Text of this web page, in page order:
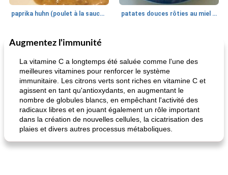
paprika huhn (poulet à la sauce paprika). patates douces rôties au miel / kumara
25min
Petit déjeuner et brunch
quinoa petit déjeuner méditerranéen poitrines de poulet grillées de jenny
Augmentez l'immunité
La vitamine C a longtemps été saluée comme l'une des
meilleures vitamines pour renforcer le système
immunitaire. Les citrons verts sont riches en vitamine C et
agissent en tant qu'antioxydants, en augmentant le
nombre de globules blancs, en empêchant l'activité des
radicaux libres et en jouant également un rôle important
dans la création de nouvelles cellules, la cicatrisation des
plaies et divers autres processus métaboliques.